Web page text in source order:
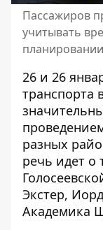
Пассажиров
учитывать
26 и 26
транспорта
разных
речь идет о
Экстер,
Академика